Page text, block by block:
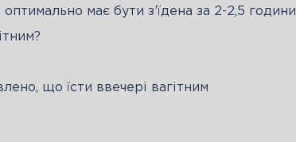
має бути з’їдена за 2-2,5 години
що їсти ввечері вагітним